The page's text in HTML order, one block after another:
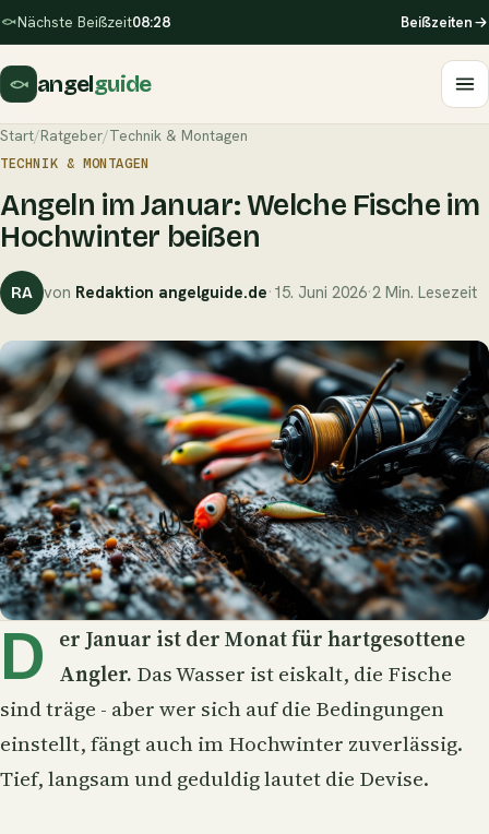
Nächste Beißzeit08:28 Beißzeiten
angelguide
Start/Ratgeber/Technik & Montagen
TECHNIK & MONTAGEN
Angeln im Januar: Welche Fische im
Hochwinter beißen
RA von Redaktion angelguide.de· 15. Juni 2026·2 Min. Lesezeit
D
er Januar ist der Monat für hartgesottene
Angler. Das Wasser ist eiskalt, die Fische
sind träge - aber wer sich auf die Bedingungen
einstellt, fängt auch im Hochwinter zuverlässig.
Tief, langsam und geduldig lautet die Devise.